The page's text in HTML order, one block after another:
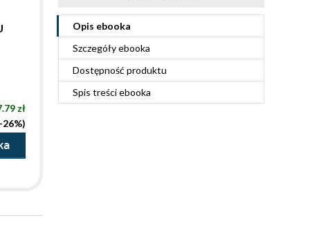
Opis ebooka
Szczegółyebooka
Dostępność produktu
Spis treściebooka
zł
26%)